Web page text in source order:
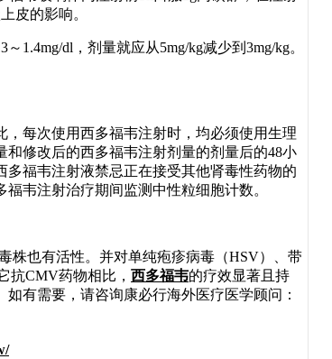
皮的影响。
dl，剂量就应从5mg/kg减少到3mg/kg。
每次使用西多福韦注射时，均必须使用生理
修改后的西多福韦注射剂量的剂量后的48小
福韦注射液禁忌正在接受其他肾毒性药物的
韦注射治疗期间监测中性粒细胞计数。
株也有活性。并对单纯疱疹病毒（HSV）、带
抗CMV药物相比， 西多福韦的疗效显著且持
有需要，请咨询康必行海外医疗医学顾问：